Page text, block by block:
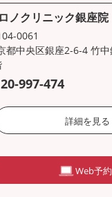
ノクリニック銀座院
0061
都中央区銀座2-6-4 竹
997-474
詳細を見る
Web予約